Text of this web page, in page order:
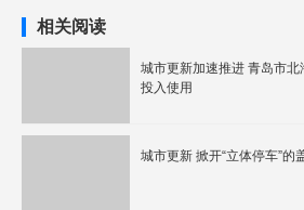
相关阅读
城市更新加速推进 青岛市北
投入使用
城市更新 掀开“立体停车”